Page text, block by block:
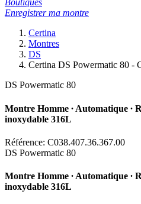
Boutiques
Enregistrer ma montre
Certina
Montres
DS
Certina DS Powermatic 80 -
DS Powermatic 80
Montre Homme ∙ Automatique ∙
inoxydable 316L
Référence: C038.407.36.367.00
DS Powermatic 80
Montre Homme ∙ Automatique ∙
inoxydable 316L